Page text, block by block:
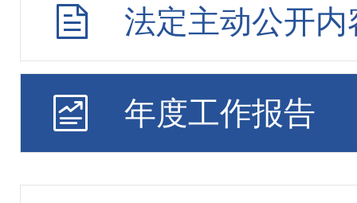
法定主动公开内
年度工作报告